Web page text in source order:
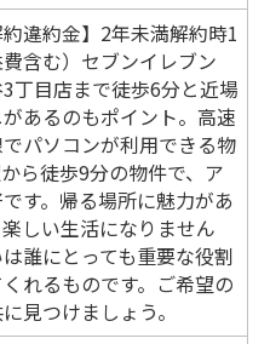
違約金】2年未満解約時1
含む）セブンイレブン
丁目店まで徒歩6分と近場
あるのもポイント。高速
パソコンが利用できる物
ら徒歩9分の物件で、ア
す。帰る場所に魅力があ
しい生活になりません
誰にとっても重要な役割
れるものです。ご希望の
見つけましょう。